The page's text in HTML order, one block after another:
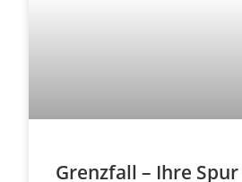
Grenzfall – Ihre